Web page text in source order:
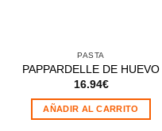
PASTA
PAPPARDELLE DE HUEVO
16.94€
AÑADIR AL CARRITO